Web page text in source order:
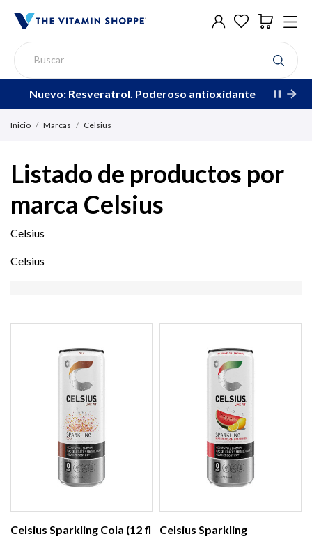
Nuevo: Resveratrol. Poderoso antioxidante
Inicio Marcas Celsius
Listado de productos por
marca Celsius
Celsius
Celsius
Celsius Sparkling Cola (12 fl
Celsius Sparkling